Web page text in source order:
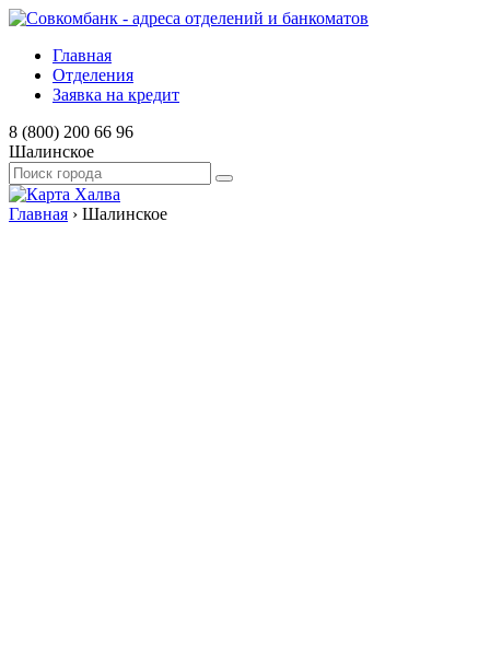
Главная
Отделения
Заявка на кредит
8 (800) 200 66 96
Шалинское
Главная › Шалинское